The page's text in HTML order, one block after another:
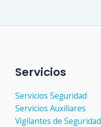
Servicios
Servicios Seguridad
Servicios Auxiliares
Vigilantes de Seguridad